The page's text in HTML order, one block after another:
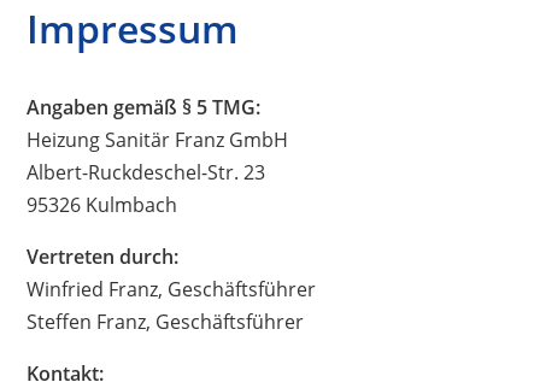
Impressum
Angaben gemäß § 5 TMG:
Heizung Sanitär Franz GmbH
Albert-Ruckdeschel-Str. 23
95326 Kulmbach
Vertreten durch:
Winfried Franz, Geschäftsführer
Steffen Franz, Geschäftsführer
Kontakt: